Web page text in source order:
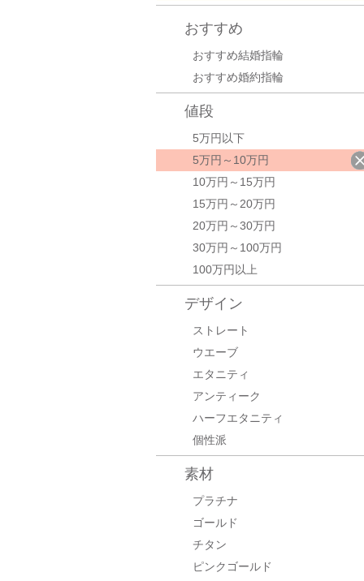
おすすめ
おすすめ結婚指輪
おすすめ婚約指輪
値段
5万円以下
5万円～10万円
10万円～15万円
15万円～20万円
20万円～30万円
30万円～100万円
100万円以上
デザイン
ストレート
ウエーブ
エタニティ
アンティーク
ハーフエタニティ
個性派
素材
プラチナ
ゴールド
チタン
ピンクゴールド